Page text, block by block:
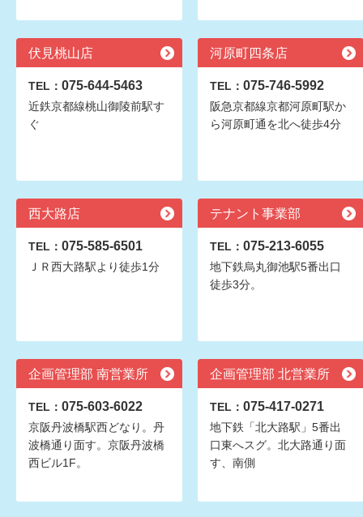
伏見桃山店
TEL： 075-644-5463
近鉄京都線桃山御陵前駅す
ぐ
河原町四条店
TEL： 075-746-5992
阪急京都線京都河原町駅か
ら河原町通を北へ徒歩4分
西大路店
TEL： 075-585-6501
ＪＲ西大路駅より徒歩1分
テナント事業部
TEL： 075-213-6055
地下鉄烏丸御池駅5番出口
徒歩3分。
企画管理部 南営業所
TEL： 075-603-6022
京阪丹波橋駅西どなり。丹
波橋通り面す。京阪丹波橋
西ビル1F。
企画管理部 北営業所
TEL： 075-417-0271
地下鉄「北大路駅」5番出
口東へスグ。北大路通り面
す、南側